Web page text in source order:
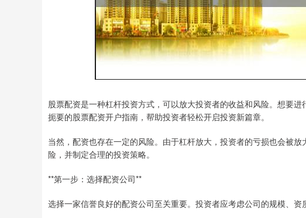
股票配资是一种杠杆投资方式，可以放大投资者的收益和风险。想要
扼要的股票配资开户指南，帮助投资者轻松开启投资新篇章。
当然，配资也存在一定的风险。由于杠杆放大，投资者的亏损也会被
险，并制定合理的投资策略。
**第一步：选择配资公司**
选择一家信誉良好的配资公司至关重要。投资者应考虑公司的规模、资